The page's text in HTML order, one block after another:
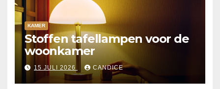
KAMER
Stoffen tafellampen voor de
woonkamer
15 JULI 2026 CANDICE